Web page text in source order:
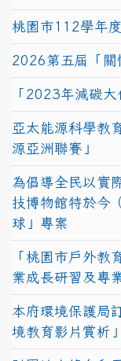
桃園市112學年
2026第五屆「關
「2023年減碳大
亞太能源科學教
源亞洲聯賽」
為倡導全民以實
技博物館特於今
球」專案
「桃園市戶外教
業成長研習及專
本府環境保護局
境教育影片賞析